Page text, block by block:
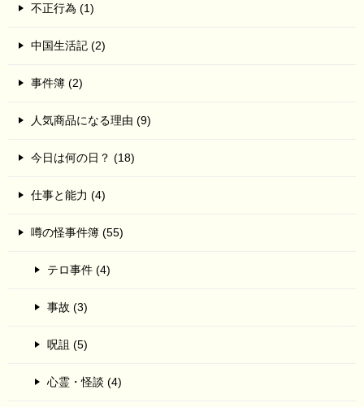
不正行為 (1)
中国生活記 (2)
事件簿 (2)
人気商品になる理由 (9)
今日は何の日？ (18)
仕事と能力 (4)
噂の怪事件簿 (55)
テロ事件 (4)
事故 (3)
呪詛 (5)
心霊・怪談 (4)